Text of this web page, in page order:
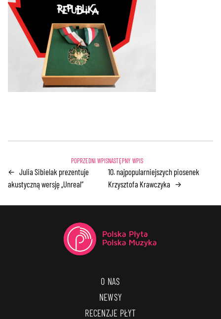
← Julia Sibielak prezentuje
akustyczną wersję „Unreal”
10. najpopularniejszych piosenek
Krzysztofa Krawczyka →
O NAS
NEWSY
RECENZJE PŁYT